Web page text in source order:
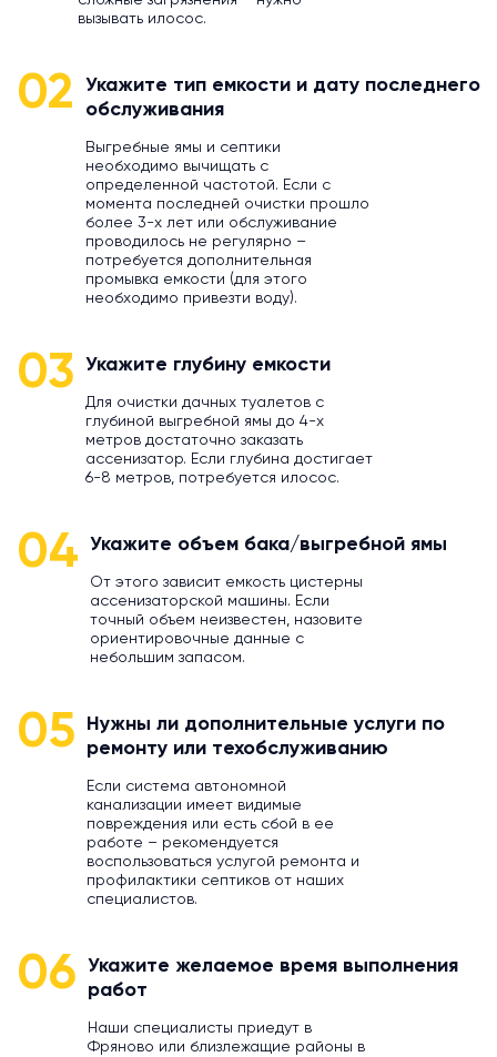
вызывать илосос.
02
Укажите тип емкости и дату последнего
обслуживания
Выгребные ямы и септики
необходимо вычищать с
определенной частотой. Если с
момента последней очистки прошло
более 3-х лет или обслуживание
проводилось не регулярно –
потребуется дополнительная
промывка емкости (для этого
необходимо привезти воду).
03 Укажите глубину емкости
Для очистки дачных туалетов с
глубиной выгребной ямы до 4-х
метров достаточно заказать
ассенизатор. Если глубина достигает
6-8 метров, потребуется илосос.
04 Укажите объем бака/выгребной ямы
От этого зависит емкость цистерны
ассенизаторской машины. Если
точный объем неизвестен, назовите
ориентировочные данные с
небольшим запасом.
05
Нужны ли дополнительные услуги по
ремонту или техобслуживанию
Если система автономной
канализации имеет видимые
повреждения или есть сбой в ее
работе – рекомендуется
воспользоваться услугой ремонта и
профилактики септиков от наших
специалистов.
06
Укажите желаемое время выполнения
работ
Наши специалисты приедут в
Фряново или близлежащие районы в